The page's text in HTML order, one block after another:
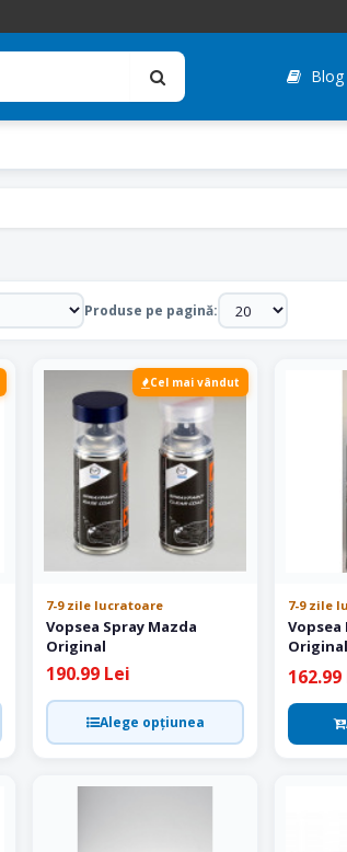
Blog
Produse pe pagină:
Cel mai vândut
7-9 zile lucratoare
Vopsea Spray Mazda
Original
190.99 Lei
Alege opțiunea
7-9 zile
Vopsea
46V